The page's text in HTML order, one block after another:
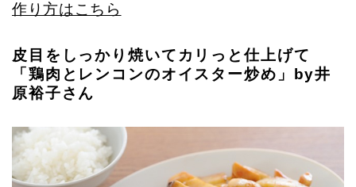
作り方はこちら
皮目をしっかり焼いてカリっと仕上げて
「鶏肉とレンコンのオイスター炒め」by井
原裕子さん